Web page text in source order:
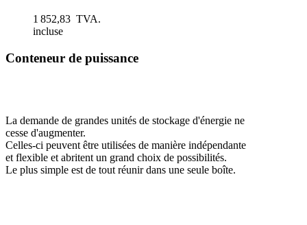
1 852,83 TVA.
incluse
Conteneur de puissance
La demande de grandes unités de stockage d'énergie ne
cesse d'augmenter.
Celles-ci peuvent être utilisées de manière indépendante
et flexible et abritent un grand choix de possibilités.
Le plus simple est de tout réunir dans une seule boîte.